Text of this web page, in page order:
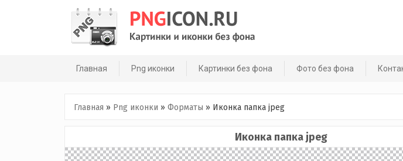
Главная Png иконки Картинки без фона Фото без фона
Главная » Png иконки » Форматы » Иконка папка jpeg
Иконка папка jpeg